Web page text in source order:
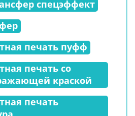
спецэффект
печать пуфф
печать со
краской
печать